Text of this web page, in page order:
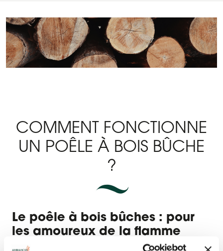
COMMENT FONCTIONNE
UN POÊLE À BOIS BÛCHE
?
Le poêle à bois bûches : pour
les amoureux de la flamme